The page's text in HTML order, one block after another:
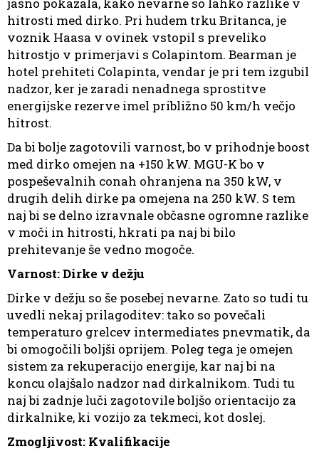
hitrosti med dirko. Pri hudem trku Britanca, je
voznik Haasa v ovinek vstopil s preveliko
hitrostjo v primerjavi s Colapintom. Bearman je
hotel prehiteti Colapinta, vendar je pri tem izgubil
nadzor, ker je zaradi nenadnega sprostitve
energijske rezerve imel približno 50 km/h večjo
hitrost.
Da bi bolje zagotovili varnost, bo v prihodnje boost
med dirko omejen na +150 kW. MGU-K bo v
pospeševalnih conah ohranjena na 350 kW, v
drugih delih dirke pa omejena na 250 kW. S tem
naj bi se delno izravnale občasne ogromne razlike
v moči in hitrosti, hkrati pa naj bi bilo
prehitevanje še vedno mogoče.
Varnost: Dirke v dežju
Dirke v dežju so še posebej nevarne. Zato so tudi tu
uvedli nekaj prilagoditev: tako so povečali
temperaturo grelcev intermediates pnevmatik, da
bi omogočili boljši oprijem. Poleg tega je omejen
sistem za rekuperacijo energije, kar naj bi na
koncu olajšalo nadzor nad dirkalnikom. Tudi tu
naj bi zadnje luči zagotovile boljšo orientacijo za
dirkalnike, ki vozijo za tekmeci, kot doslej.
Zmogljivost: Kvalifikacije